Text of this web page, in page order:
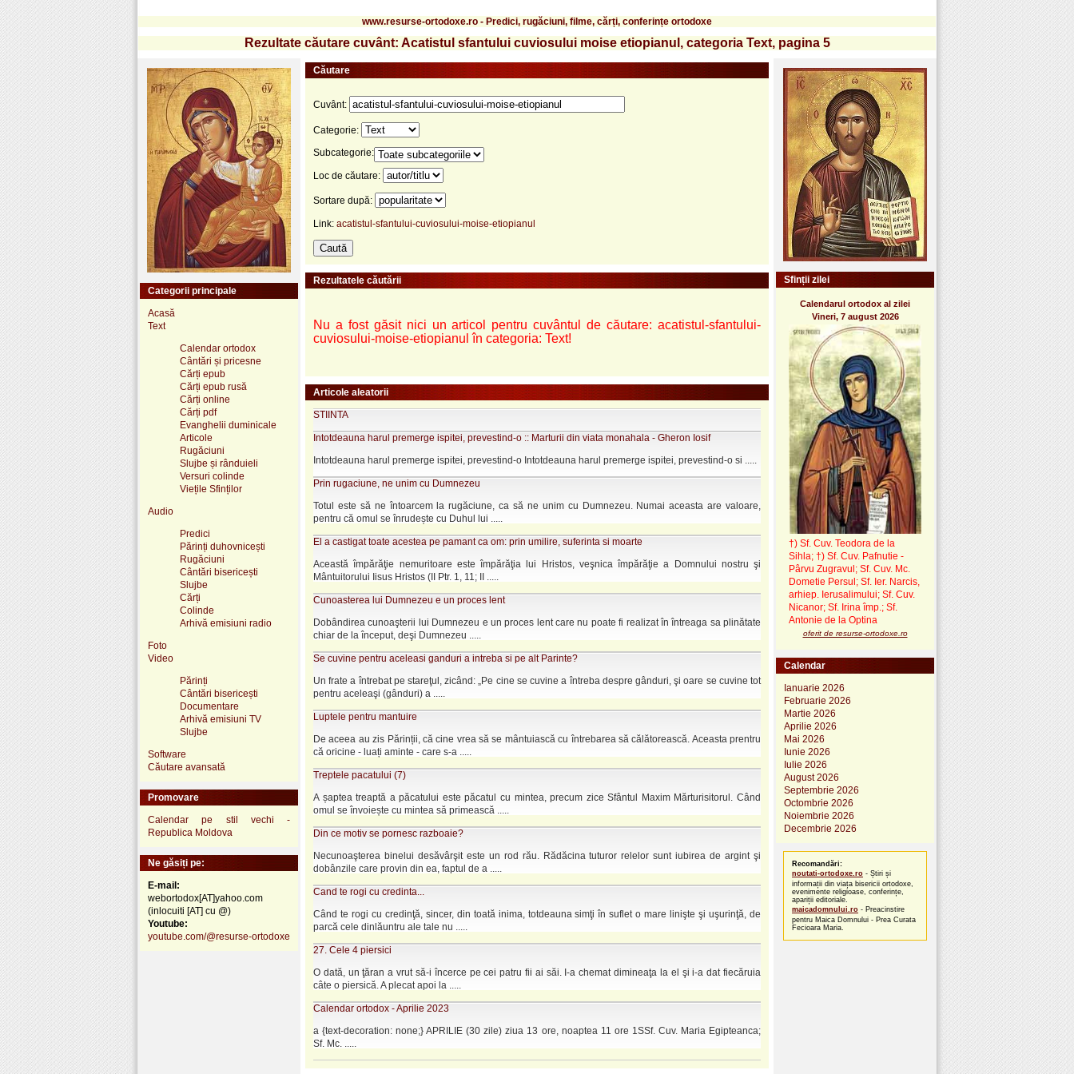
www.resurse-ortodoxe.ro - Predici, rugăciuni, filme, cărți, conferințe ortodoxe
Rezultate căutare cuvânt: Acatistul sfantului cuviosului moise etiopianul, categoria Text, pagina 5
Categorii principale
Acasă
Text
Calendar ortodox
Cântări și pricesne
Cărți epub
Cărți epub rusă
Cărți online
Cărți pdf
Evanghelii duminicale
Articole
Rugăciuni
Slujbe și rânduieli
Versuri colinde
Viețile Sfinților
Audio
Predici
Părinți duhovnicești
Rugăciuni
Cântări bisericești
Slujbe
Cărți
Colinde
Arhivă emisiuni radio
Foto
Video
Părinți
Cântări bisericești
Documentare
Arhivă emisiuni TV
Slujbe
Software
Căutare avansată
Promovare
Calendar pe stil vechi -
Republica Moldova
Ne găsiți pe:
E-mail:
webortodox[AT]yahoo.com
(inlocuiti [AT] cu @)
Youtube:
youtube.com/@resurse-ortodoxe
Căutare
Cuvânt:
Categorie:
Subcategorie:
Loc de căutare:
Sortare după:
Link: acatistul-sfantului-cuviosului-moise-etiopianul
Rezultatele căutării
Nu a fost găsit nici un articol pentru cuvântul de căutare: acatistul-sfantului-
cuviosului-moise-etiopianul în categoria: Text!
Articole aleatorii
STIINTA
Intotdeauna harul premerge ispitei, prevestind-o :: Marturii din viata monahala - Gheron Iosif
Intotdeauna harul premerge ispitei, prevestind-o Intotdeauna harul premerge ispitei, prevestind-o si .....
Prin rugaciune, ne unim cu Dumnezeu
Totul este să ne întoarcem la rugăciune, ca să ne unim cu Dumnezeu. Numai aceasta are valoare,
pentru că omul se înrudește cu Duhul lui .....
El a castigat toate acestea pe pamant ca om: prin umilire, suferinta si moarte
Această împărăţie nemuritoare este împărăţia lui Hristos, veşnica împărăţie a Domnului nostru şi
Mântuitorului Iisus Hristos (II Ptr. 1, 11; II .....
Cunoasterea lui Dumnezeu e un proces lent
Dobândirea cunoaşterii lui Dumnezeu e un proces lent care nu poate fi realizat în întreaga sa plinătate
chiar de la început, deşi Dumnezeu .....
Se cuvine pentru ace­leasi ganduri a intreba si pe alt Parinte?
Un frate a întrebat pe stareţul, zicând: „Pe cine se cuvine a întreba des­pre gânduri, şi oare se cuvine tot
pentru ace­leaşi (gânduri) a .....
Luptele pentru mantuire
De aceea au zis Părinții, că cine vrea să se mântuiască cu întrebarea să călătorească. Aceasta prentru
că oricine - luați aminte - care s-a .....
Treptele pacatului (7)
A șaptea treaptă a păcatului este păcatul cu mintea, precum zice Sfântul Maxim Mărturisitorul. Când
omul se învoiește cu mintea să primească .....
Din ce motiv se pornesc razboaie?
Necunoaşterea binelui desăvârşit este un rod rău. Rădăcina tuturor relelor sunt iubirea de argint şi
dobânzile care provin din ea, faptul de a .....
Cand te rogi cu credinta...
Când te rogi cu credinţă, sincer, din toată inima, totdeauna simţi în suflet o mare linişte şi uşurinţă, de
parcă cele dinlăuntru ale tale nu .....
27. Cele 4 piersici
O dată, un ţăran a vrut să-i încerce pe cei patru fii ai săi. I-a chemat dimineaţa la el şi i-a dat fiecăruia
câte o piersică. A plecat apoi la .....
Calendar ortodox - Aprilie 2023
a {text-decoration: none;} APRILIE (30 zile) ziua 13 ore, noaptea 11 ore 1SSf. Cuv. Maria Egipteanca;
Sf. Mc. .....
Sfinții zilei
Calendarul ortodox al zilei
Vineri, 7 august 2026
†) Sf. Cuv. Teodora de la
Sihla; †) Sf. Cuv. Pafnutie -
Pârvu Zugravul; Sf. Cuv. Mc.
Dometie Persul; Sf. Ier. Narcis,
arhiep. Ierusalimului; Sf. Cuv.
Nicanor; Sf. Irina împ.; Sf.
Antonie de la Optina
oferit de resurse-ortodoxe.ro
Calendar
Ianuarie 2026
Februarie 2026
Martie 2026
Aprilie 2026
Mai 2026
Iunie 2026
Iulie 2026
August 2026
Septembrie 2026
Octombrie 2026
Noiembrie 2026
Decembrie 2026
Recomandări:
noutati-ortodoxe.ro - Știri și
informații din viața bisericii ortodoxe,
evenimente religioase, conferințe,
apariții editoriale.
maicadomnului.ro - Preacinstire
pentru Maica Domnului - Prea Curata
Fecioara Maria.